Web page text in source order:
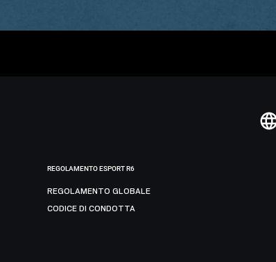
REGOLAMENTO ESPORT R6
REGOLAMENTO GLOBALE
CODICE DI CONDOTTA